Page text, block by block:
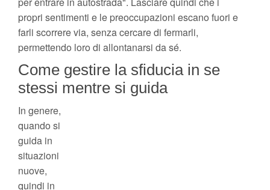
propri sentimenti e le preoccupazioni escano fuori e
farli scorrere via, senza cercare di fermarli,
permettendo loro di allontanarsi da sé.
Come gestire la sfiducia in se
stessi mentre si guida
In genere,
quando si
guida in
situazioni
nuove,
quindi in